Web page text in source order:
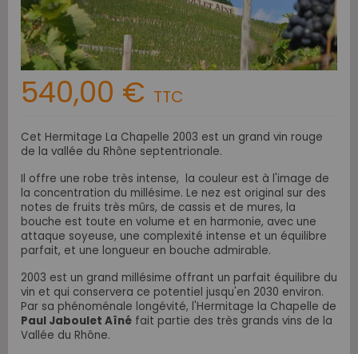
540,00 € TTC
Cet Hermitage La Chapelle 2003 est un grand vin rouge
de la vallée du Rhône septentrionale.
Il offre une robe très intense, la couleur est à l'image de
la concentration du millésime. Le nez est original sur des
notes de fruits très mûrs, de cassis et de mures, la
bouche est toute en volume et en harmonie, avec une
attaque soyeuse, une complexité intense et un équilibre
parfait, et une longueur en bouche admirable.
2003 est un grand millésime offrant un parfait équilibre du
vin et qui conservera ce potentiel jusqu'en 2030 environ.
Par sa phénoménale longévité, l'Hermitage la Chapelle de
Paul Jaboulet Aîné fait partie des très grands vins de la
Vallée du Rhône.